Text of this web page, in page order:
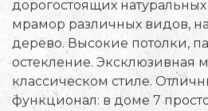
дорогостоящих
мрамор различных видов,
дерево. Высокие потолки,
остекление. Эксклюзивная
классическом стиле.
функционал: в доме 7